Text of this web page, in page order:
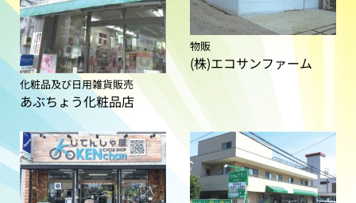
化粧品及び日用雑貨販売
あぶちょう化粧品店
物販
(株)エコサンファーム